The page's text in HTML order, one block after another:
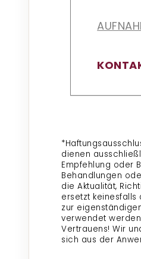
dienen
Empfehlung oder
Behandlungen
die Aktualität,
ersetzt
zur
verwendet
Vertrauens! Wir
sich aus der